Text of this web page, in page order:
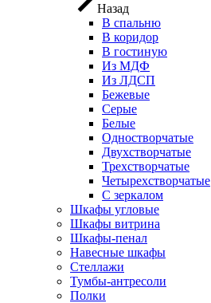
Назад
В спальню
В коридор
В гостиную
Из МДФ
Из ЛДСП
Бежевые
Серые
Белые
Одностворчатые
Двухстворчатые
Трехстворчатые
Четырехстворчатые
С зеркалом
Шкафы угловые
Шкафы витрина
Шкафы-пенал
Навесные шкафы
Стеллажи
Тумбы-антресоли
Полки